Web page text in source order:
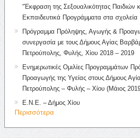
“Έκφραση της Σεξουαλικότητας Παιδιών
Εκπαιδευτικά Προγράμματα στα σχολεία
Πρόγραμμα Πρόληψης, Αγωγής &
συνεργασία με τους Δήμους Αγίας
Πετρούπολης, Φυλής, Χίου 2018 – 2019
Ενημερωτικές Ομιλίες Προγραμμάτων
Προαγωγής της Υγείας στους Δήμους
Πετρούπολης – Φυλής – Χίου (Μάιος
Ε.Ν.Ε. – Δήμος Χίου
Περισσότερα